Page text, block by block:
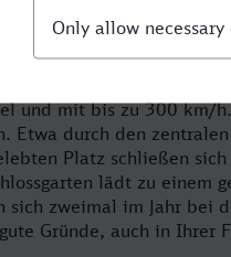
einen WLAN-Hotspot fürs
als Sitz namhafter
und mit bis zu 300 km/
Etwa durch den
Platz schließen
lädt zu einem
sich zweimal im Jahr bei
Gründe, auch in